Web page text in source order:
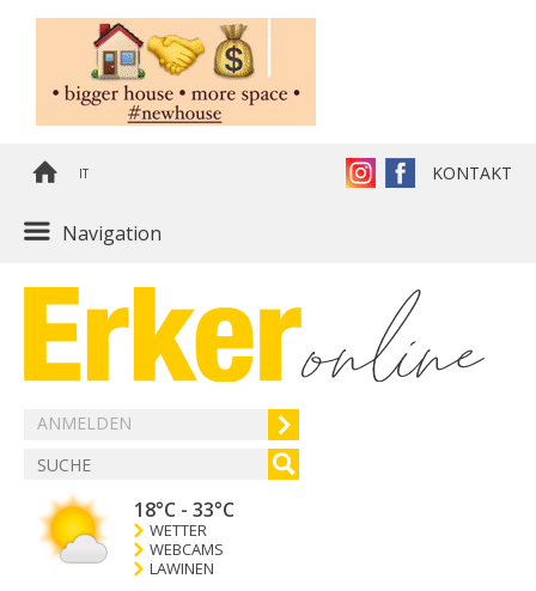
IT KONTAKT
Navigation
ANMELDEN
18°C - 33°C
WETTER
WEBCAMS
LAWINEN